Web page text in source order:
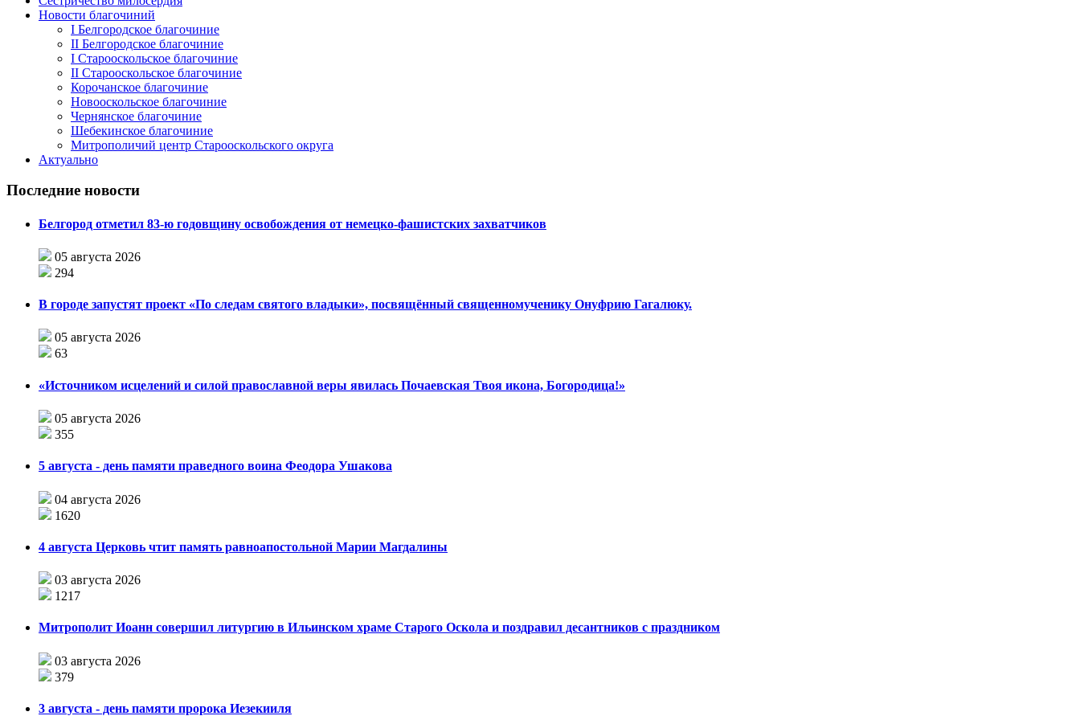
Новости благочиний
I Белгородское благочиние
II Белгородское благочиние
I Старооскольское благочиние
II Старооскольское благочиние
Корочанское благочиние
Новооскольское благочиние
Чернянское благочиние
Шебекинское благочиние
Митрополичий центр Старооскольского округа
Актуально
Последние новости
Белгород отметил 83-ю годовщину освобождения от немецко-фашистских захватчиков
05 августа 2026
294
В городе запустят проект «По следам святого владыки», посвящённый священномученику Онуфрию Гагалюку.
05 августа 2026
63
«Источником исцелений и силой православной веры явилась Почаевская Твоя икона, Богородица!»
05 августа 2026
355
5 августа - день памяти праведного воина Феодора Ушакова
04 августа 2026
1620
4 августа Церковь чтит память равноапостольной Марии Магдалины
03 августа 2026
1217
Митрополит Иоанн совершил литургию в Ильинском храме Старого Оскола и поздравил десантников с праздником
03 августа 2026
379
3 августа - день памяти пророка Иезекииля